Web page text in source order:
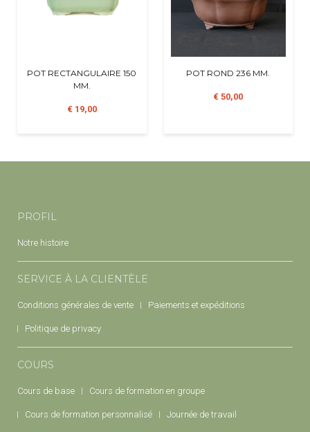
POT RECTANGULAIRE 150
MM.
€ 19,00
POT ROND 236 MM.
€ 50,00
PROFIL
Notre histoire
SERVICE À LA CLIENTÈLE
Conditions générales de vente Paiements et expéditions
Politique de privacy
COURS
Cours de base Cours de formation en groupe
Cours de formation personnalisé Journée de travail